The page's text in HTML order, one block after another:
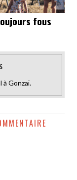
fous
à Gonzaï.